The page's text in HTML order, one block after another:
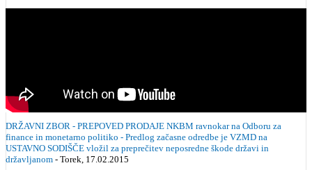
DRŽAVNI ZBOR - PREPOVED PRODAJE NKBM ravnokar na Odboru za
finance in monetarno politiko - Predlog začasne odredbe je VZMD na
USTAVNO SODIŠČE vložil za preprečitev neposredne škode državi in
državljanom - Torek, 17.02.2015